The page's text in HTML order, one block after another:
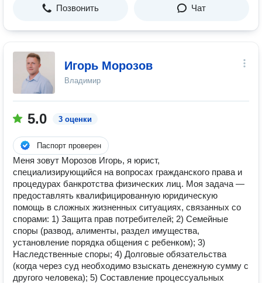
Позвонить Чат
Игорь Морозов
Владимир
5.0 3 оценки
Паспорт проверен
Меня зовут Морозов Игорь, я юрист,
специализирующийся на вопросах гражданского права и
процедурах банкротства физических лиц. Моя задача —
предоставлять квалифицированную юридическую
помощь в сложных жизненных ситуациях, связанных со
спорами: 1) Защита прав потребителей; 2) Семейные
споры (развод, алименты, раздел имущества,
установление порядка общения с ребенком); 3)
Наследственные споры; 4) Долговые обязательства
(когда через суд необходимо взыскать денежную сумму с
другого человека); 5) Составление процессуальных